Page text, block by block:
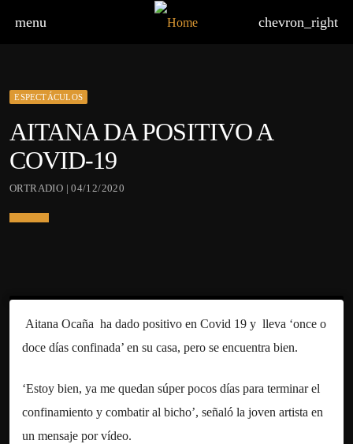
menu chevron_right
ESPECTÁCULOS
AITANA DA POSITIVO A
COVID-19
ORTRADIO | 04/12/2020
Aitana Ocaña ha dado positivo en Covid 19 y lleva ‘once o
doce días confinada’ en su casa, pero se encuentra bien.
‘Estoy bien, ya me quedan súper pocos días para terminar el
confinamiento y combatir al bicho’, señaló la joven artista en
un mensaje por vídeo.